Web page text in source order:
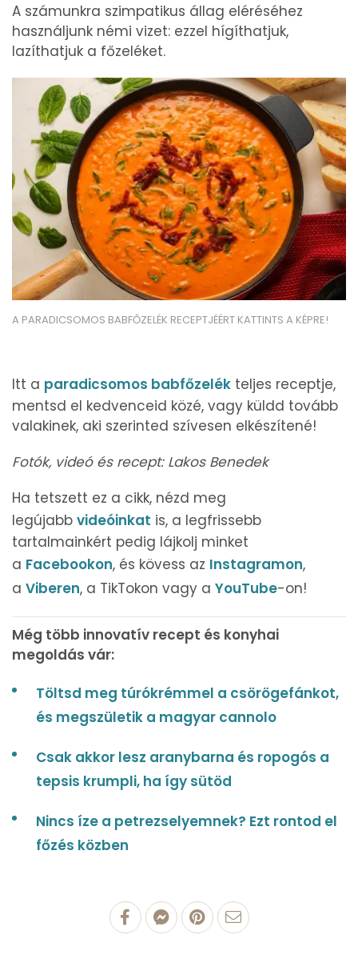
A számunkra szimpatikus állag eléréséhez
használjunk némi vizet: ezzel hígíthatjuk,
lazíthatjuk a főzeléket.
A PARADICSOMOS BABFŐZELÉK RECEPTJÉÉRT KATTINTS A KÉPRE!
Itt a paradicsomos babfőzelék teljes receptje,
mentsd el kedvenceid közé, vagy küldd tovább
valakinek, aki szerinted szívesen elkészítené!
Fotók, videó és recept: Lakos Benedek
Ha tetszett ez a cikk, nézd meg
legújabb videóinkat is, a legfrissebb
tartalmainkért pedig lájkolj minket
a Facebookon, és kövess az Instagramon,
a Viberen, a TikTokon vagy a YouTube-on!
Még több innovatív recept és konyhai
megoldás vár:
Töltsd meg túrókrémmel a csörögefánkot,
és megszületik a magyar cannolo
Csak akkor lesz aranybarna és ropogós a
tepsis krumpli, ha így sütöd
Nincs íze a petrezselyemnek? Ezt rontod el
főzés közben